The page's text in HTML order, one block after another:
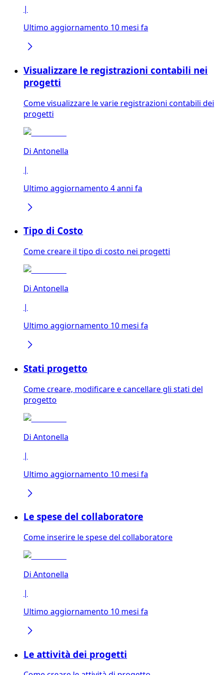
|
Ultimo aggiornamento 10 mesi fa
Visualizzare le registrazioni contabili nei
progetti
Come visualizzare le varie registrazioni contabili dei
progetti
Di Antonella
|
Ultimo aggiornamento 4 anni fa
Tipo di Costo
Come creare il tipo di costo nei progetti
Di Antonella
|
Ultimo aggiornamento 10 mesi fa
Stati progetto
Come creare, modificare e cancellare gli stati del
progetto
Di Antonella
|
Ultimo aggiornamento 10 mesi fa
Le spese del collaboratore
Come inserire le spese del collaboratore
Di Antonella
|
Ultimo aggiornamento 10 mesi fa
Le attività dei progetti